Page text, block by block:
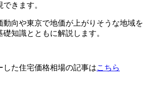
きます。
動向や東京で地価が上がりそうな地域を
知識とともに解説します。
した住宅価格相場の記事はこちら